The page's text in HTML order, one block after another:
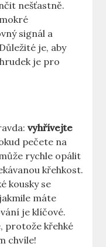
nešťastně.
signál a
je, aby
je pro
vyhřívejte
pečete na
rychle opálit
křehkost.
kousky se
máte
je klíčové.
protože křehké
chvíle!